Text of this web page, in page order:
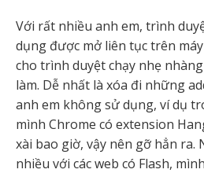
Với rất nhiều anh em, trình
dụng được mở liên tục trên
cho trình duyệt chạy nhẹ
làm. Dễ nhất là xóa đi những
anh em không sử dụng, ví dụ
mình Chrome có extension
xài bao giờ, vậy nên gỡ hẳn
nhiều với các web có Flash,